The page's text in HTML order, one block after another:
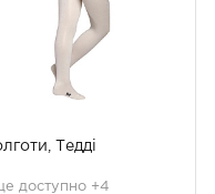
Тедді
доступно +4